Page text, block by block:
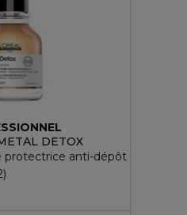
DETOX
protectrice anti-dépôt